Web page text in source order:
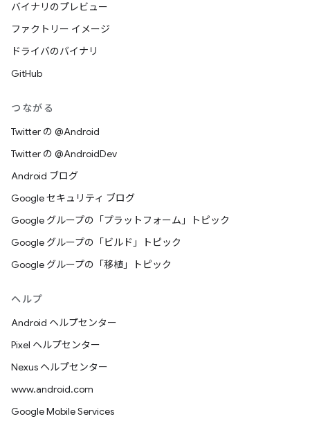
バイナリのプレビュー
ファクトリー イメージ
ドライバのバイナリ
GitHub
つながる
Twitter の @Android
Twitter の @AndroidDev
Android ブログ
Google セキュリティ ブログ
Google グループの「プラットフォーム」トピック
Google グループの「ビルド」トピック
Google グループの「移植」トピック
ヘルプ
Android ヘルプセンター
Pixel ヘルプセンター
Nexus ヘルプセンター
www.android.com
Google Mobile Services